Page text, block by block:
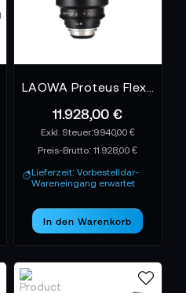
11.928,00 €
9.940,00 €
Preis-Brutto:11.928,00 €
Lieferzeit: Vorbestelldar-
Wareneingang erwartet
In den Warenkorb